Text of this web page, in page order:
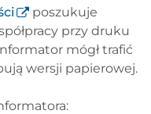
poszukuje
przy druku
mógł trafić
wersji papierowej.